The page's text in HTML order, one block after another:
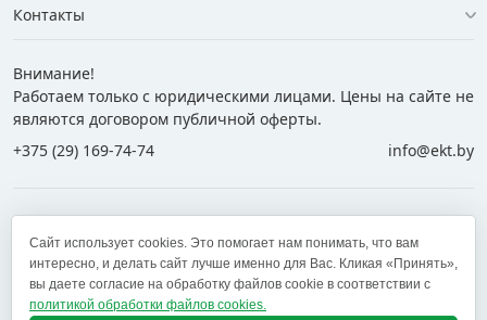
Контакты
Внимание!
Работаем только с юридическими лицами. Цены на сайте не
являются договором публичной оферты.
+375 (29) 169-74-74
info@ekt.by
+375 (17) 269-74-74
zakaz@ekt.by
Оставить отзыв
Сайт использует cookies. Это помогает нам понимать, что вам
интересно, и делать сайт лучше именно для Вас. Кликая «Принять»,
вы даете согласие на обработку файлов cookie в соответствии с
политикой обработки файлов cookies.